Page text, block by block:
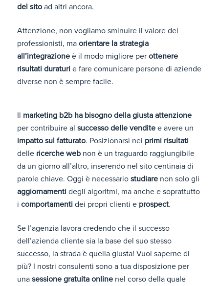
del sito ad altri ancora.
Attenzione, non vogliamo sminuire il valore dei
professionisti, ma orientare la strategia
all’integrazione è il modo migliore per ottenere
risultati duraturi e fare comunicare persone di aziende
diverse non è sempre facile.
Il marketing b2b ha bisogno della giusta attenzione
per contribuire al successo delle vendite e avere un
impatto sul fatturato. Posizionarsi nei primi risultati
delle ricerche web non è un traguardo raggiungibile
da un giorno all’altro, inserendo nel sito centinaia di
parole chiave. Oggi è necessario studiare non solo gli
aggiornamenti degli algoritmi, ma anche e soprattutto
i comportamenti dei propri clienti e prospect.
Se l’agenzia lavora credendo che il successo
dell’azienda cliente sia la base del suo stesso
successo, la strada è quella giusta! Vuoi saperne di
più? I nostri consulenti sono a tua disposizione per
una sessione gratuita online nel corso della quale